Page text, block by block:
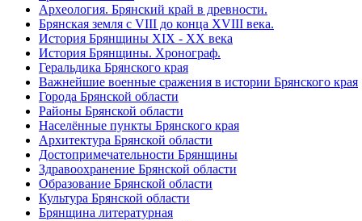
Археология. Брянский край в древности.
Брянская земля с VIII до конца XVIII века.
История Брянщины XIX - XX века
История Брянщины. Хронограф.
Геральдика Брянского края
Важнейшие военные сражения в истории Брянского края
Города Брянской области
Районы Брянской области
Населённые пункты Брянского края
Архитектура Брянской области
Достопримечательности Брянщины
Здравоохранение Брянской области
Образование Брянской области
Культура Брянской области
Брянщина литературная